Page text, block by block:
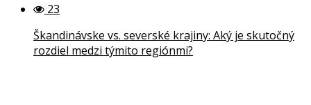
23
Škandinávske vs. severské krajiny: Aký je skutočný
rozdiel medzi týmito regiónmi?